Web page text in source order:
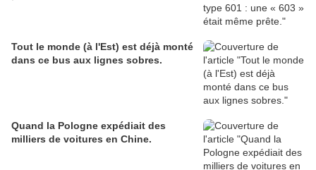
Tout le monde (à l'Est) est déjà monté
dans ce bus aux lignes sobres.
Quand la Pologne expédiait des
milliers de voitures en Chine.